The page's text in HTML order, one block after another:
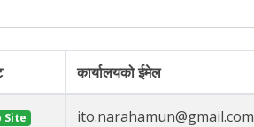
कार्यालयको ईमेल
Site ito.narahamun@gmail.com